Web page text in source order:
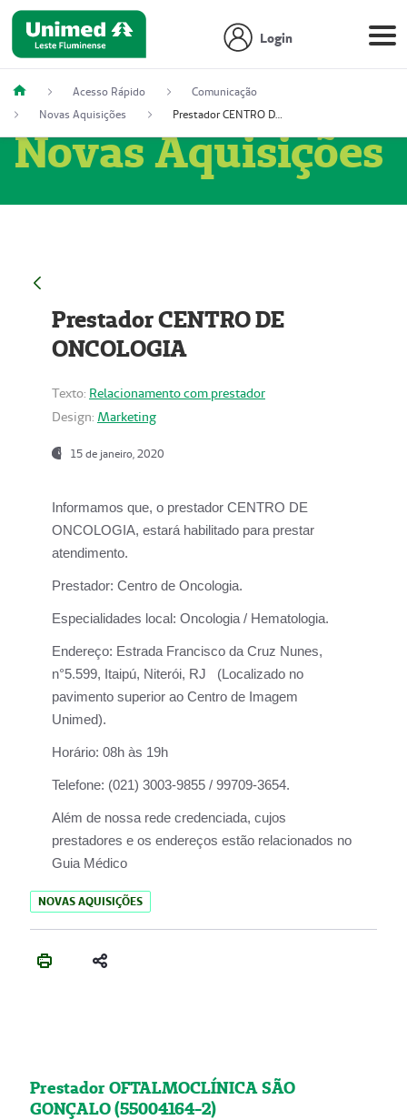
Login
Acesso Rápido
Comunicação
Novas Aquisições
Prestador CENTRO DE ONCOLOGIA
Novas Aquisições
Prestador CENTRO DE
ONCOLOGIA
Texto: Relacionamento com prestador
Design: Marketing
15 de janeiro, 2020
Informamos que, o prestador CENTRO DE
ONCOLOGIA, estará habilitado para prestar
atendimento.
Prestador: Centro de Oncologia.
Especialidades local: Oncologia / Hematologia.
Endereço: Estrada Francisco da Cruz Nunes,
n°5.599, Itaipú, Niterói, RJ (Localizado no
pavimento superior ao Centro de Imagem
Unimed).
Horário: 08h às 19h
Telefone: (021) 3003-9855 / 99709-3654.
Além de nossa rede credenciada, cujos
prestadores e os endereços estão relacionados no
Guia Médico
NOVAS AQUISIÇÕES
Prestador OFTALMOCLÍNICA SÃO
GONÇALO (55004164-2)